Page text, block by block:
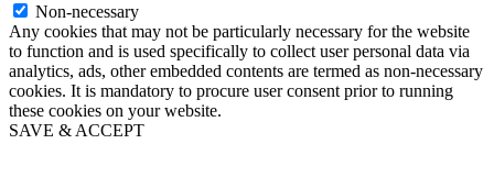
Non-necessary
Any cookies that may not be particularly necessary for the website
to function and is used specifically to collect user personal data via
analytics, ads, other embedded contents are termed as non-necessary
cookies. It is mandatory to procure user consent prior to running
these cookies on your website.
SAVE & ACCEPT